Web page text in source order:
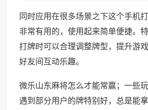
同时应用在很多场景之下这个手机
非常有用的，使用起来简单便捷。
打牌时可以合理调整牌型，提升游
好友间互动乐趣。
微乐山东麻将怎么才能常赢；一些
遇到部分用户的牌特别好，总是能